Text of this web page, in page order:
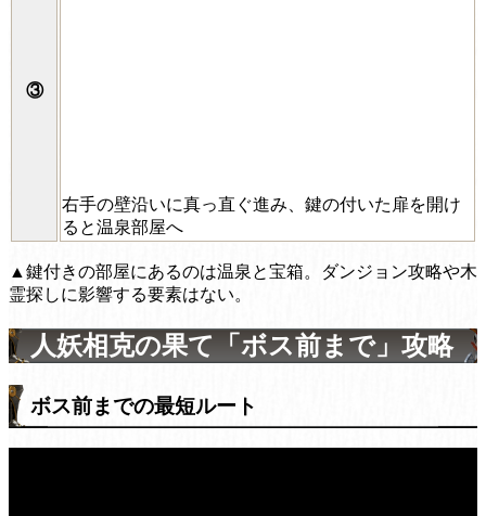
③
右手の壁沿いに真っ直ぐ進み、鍵の付いた扉を開け
ると温泉部屋へ
▲鍵付きの部屋にあるのは温泉と宝箱。ダンジョン攻略や木
霊探しに影響する要素はない。
人妖相克の果て「ボス前まで」攻略
ボス前までの最短ルート